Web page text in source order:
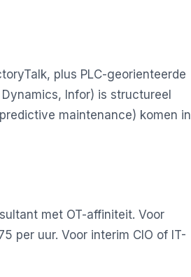
plus PLC-georienteerde
Infor) is structureel
maintenance) komen in
met OT-affiniteit. Voor
per uur. Voor interim CIO of IT-